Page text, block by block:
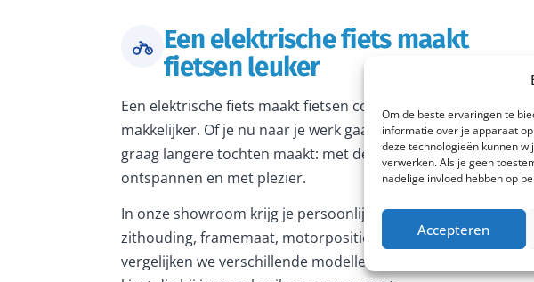
Om de beste ervaringen te
informatie over je apparaat
deze technologieën kunnen
verwerken. Als je geen
nadelige invloed hebben op
Accepteren
Een elektrische fiets maakt
fietsen leuker
Een elektrische fiets maakt fietsen comfortabeler en
makkelijker. Of je nu naar je werk gaat, boodschappen doet of
graag langere tochten maakt: met de juiste e-bike rijd je
ontspannen en met plezier.
In onze showroom krijg je persoonlijk advies over onder meer
zithouding, framemaat, motorpositie en actieradius. Samen
vergelijken we verschillende modellen, zodat je een e-bike